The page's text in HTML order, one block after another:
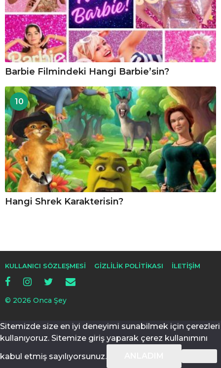
Barbie Filmindeki Hangi Barbie’sin?
10
Hangi Shrek Karakterisin?
KULLANICI SÖZLEŞMESI GIZLILIK POLITIKASI İLETIŞIM
© 2026 Onca Şey
Sitemizde size en iyi deneyimi sunabilmek için çerezleri
kullanıyoruz. Sitemize giriş yaparak çerez kullanımını
kabul etmiş sayılıyorsunuz.